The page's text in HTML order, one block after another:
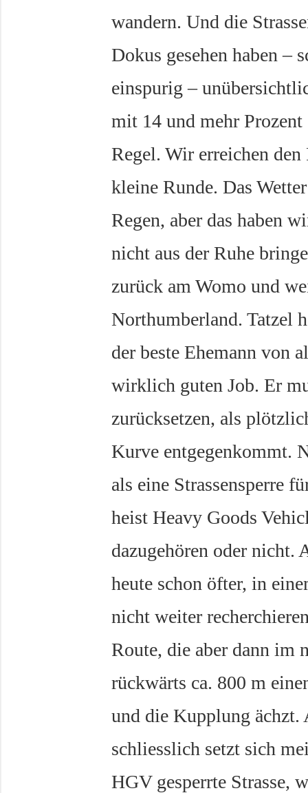
wandern. Und die
Dokus gesehen haben –
einspurig –
mit 14 und mehr
Regel. Wir erreichen den
kleine Runde. Das
Regen, aber das haben
nicht aus der Ruhe
zurück am Womo und
Northumberland. Tatzel
der beste Ehemann von
wirklich guten Job. Er
zurücksetzen, als
Kurve entgegenkommt.
als eine Strassensperre
heist Heavy Goods
dazugehören oder nicht.
heute schon öfter, in
nicht weiter
Route, die aber dann im
rückwärts ca. 800 m
und die Kupplung ächzt.
schliesslich setzt sich
HGV gesperrte Strasse,